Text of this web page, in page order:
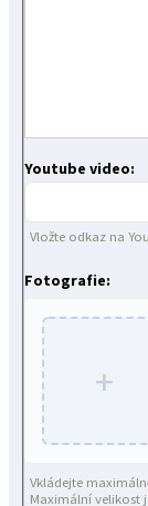
Youtube video:
Vložte odkaz na
Fotografie:
+
Vkládejte
Maximální velikost